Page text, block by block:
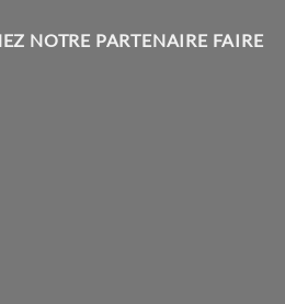
être
NOTRE PARTENAIRE FAIRE